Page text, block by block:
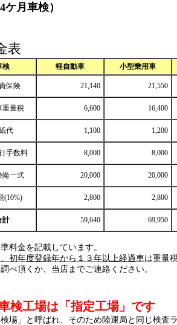
月車検）
表
検 軽自動車 小型乗用車
保険 21,140 21,550
重量税 6,600 16,400
代 1,100 1,200
手数料 8,000 8,000
備一式 20,000 20,000
(10%) 2,800 2,800
計 59,640 69,950
金を記載しています。
初年度登録年から１３年以上経過車は重量
べ頂くか、 当店までご連絡ください。
検工場は「指定工場」です
場」と呼ばれ、そのため陸運局と同じ検査